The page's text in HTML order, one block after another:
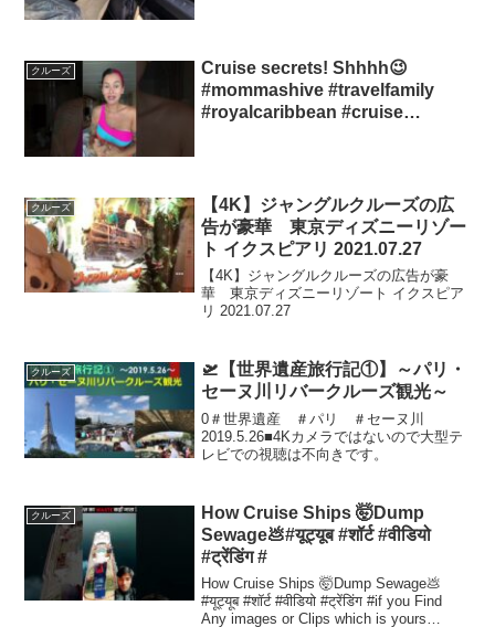
クルーズ
Cruise secrets! Shhhh😉
#mommashive #travelfamily
#royalcaribbean #cruise
クルーズ
【4K】ジャングルクルーズの広
告が豪華 東京ディズニーリゾー
ト イクスピアリ 2021.07.27
【4K】ジャングルクルーズの広告が豪
華 東京ディズニーリゾート イクスピア
リ 2021.07.27
クルーズ
🛫【世界遺産旅行記①】～パリ・
セーヌ川リバークルーズ観光～
0＃世界遺産 ＃パリ ＃セーヌ川
2019.5.26■4Kカメラではないので大型テ
レビでの視聴は不向きです。
クルーズ
How Cruise Ships 🤯Dump
Sewage💩#यूट्यूब #शॉर्ट #वीडियो
#ट्रेंडिंग #
How Cruise Ships 🤯Dump Sewage💩
#यूट्यूब #शॉर्ट #वीडियो #ट्रेंडिंग #if you Find
Any images or Clips which is yours